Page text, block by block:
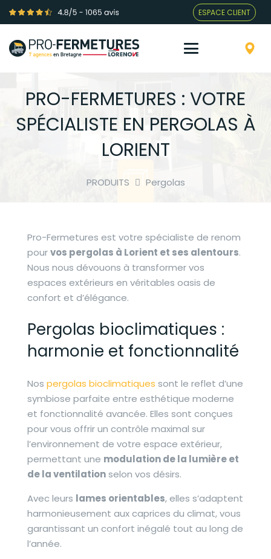
ESPACE CLIENT
PRO-FERMETURES : VOTRE
SPÉCIALISTE EN PERGOLAS À
LORIENT
PRODUITS Pergolas
Pro-Fermetures est votre spécialiste de renom
pourvos pergolas à Lorient et ses alentours.
Nous nous dévouons à transformer vos
espaces extérieurs en véritables oasis de
confort et d’élégance.
Pergolas bioclimatiques :
harmonie et fonctionnalité
Nos pergolas bioclimatiques sont le reflet d’une
symbiose parfaite entre esthétique moderne
et fonctionnalité avancée. Elles sont conçues
pour vous offrir un contrôle maximal sur
l’environnement de votre espace extérieur,
permettant une modulation de la lumière et
de la ventilationselon vos désirs.
Avec leurs lames orientables, elles s’adaptent
harmonieusement aux caprices du climat, vous
garantissant un confort inégalé tout au long de
l’année.